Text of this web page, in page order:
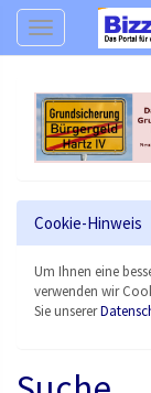
Navigation
Cookie-Hinweis
Um Ihnen eine
verwenden wir
Sie unserer